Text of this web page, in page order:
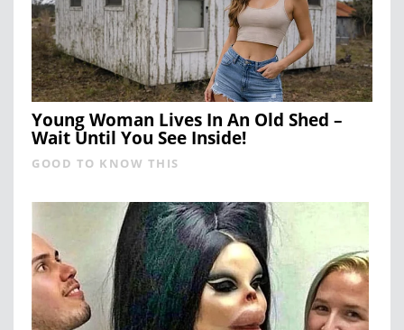
Young Woman Lives In An Old Shed –
Wait Until You See Inside!
GOOD TO KNOW THIS